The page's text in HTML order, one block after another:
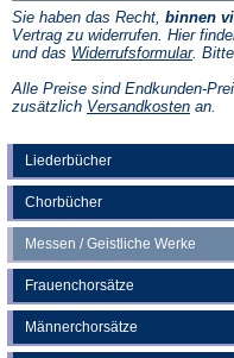
Liederbücher
Chorbücher
Messen / Geistliche Werke
Frauenchorsätze
Männerchorsätze
Sie haben das Recht, binnen
Vertrag zu widerrufen. Hier
und das Widerrufsformular(Öffnet
einem
neuen
.
Alle Preise sind Endkunden-
zusätzlich Versandkosten(Öffnet
an.